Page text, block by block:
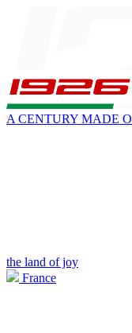
A CENTURY MADE
the land of joy
France